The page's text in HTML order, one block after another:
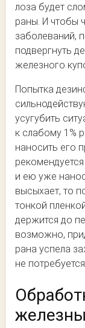
лоза будет
раны. И чтобы
заболеваний,
подвергнуть
железного
Попытка
усугубить
к слабому 1%
наносить его
и ею уже
высыхает, то
тонкой
держится до
возможно,
рана успела
не